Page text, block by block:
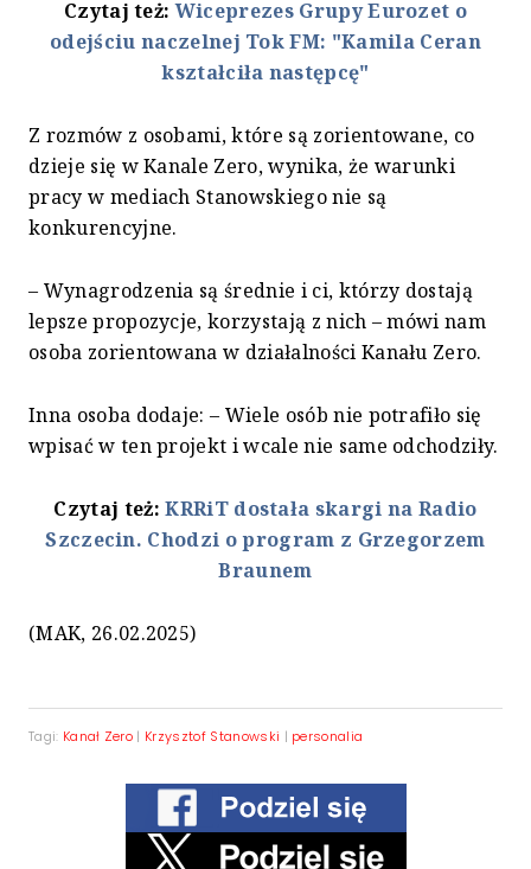
Czytaj też:Wiceprezes Grupy Eurozet o
odejściu naczelnej Tok FM: "Kamila Ceran
kształciła następcę"
Z rozmów z osobami, które są zorientowane, co
dzieje się w Kanale Zero, wynika, że warunki
pracy w mediach Stanowskiego nie są
konkurencyjne.
– Wynagrodzenia są średnie i ci, którzy dostają
lepsze propozycje, korzystają z nich – mówi nam
osoba zorientowana w działalności Kanału Zero.
Inna osoba dodaje: – Wiele osób nie potrafiło się
wpisać w ten projekt i wcale nie same odchodziły.
Czytaj też:KRRiT dostała skargi na Radio
Szczecin. Chodzi o program z Grzegorzem
Braunem
(MAK, 26.02.2025)
Tagi: Kanał Zero | Krzysztof Stanowski | personalia